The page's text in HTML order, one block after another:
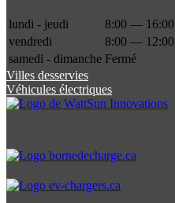
lundi - jeudi
8:00 — 16:00
vendredi
8:00 — 12:00
samedi - dimanche Fermé
Villes desservies
Véhicules électriques